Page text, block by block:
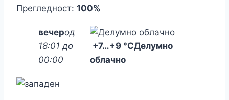
Прегледност: 100%
вечерод
18:01 до
00:00
+7…+9 °CДелумно
облачно